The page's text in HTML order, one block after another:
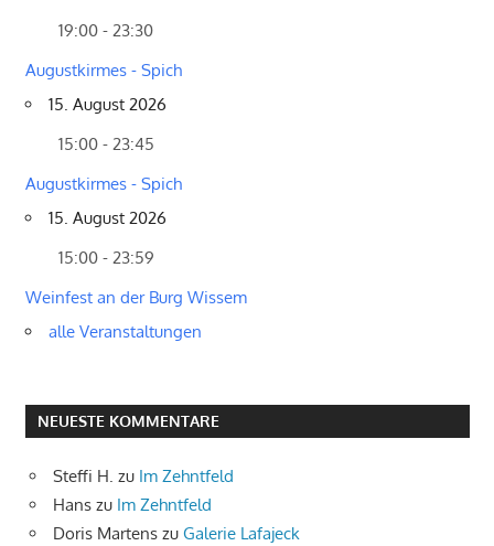
19:00 - 23:30
Augustkirmes - Spich
15. August 2026
15:00 - 23:45
Augustkirmes - Spich
15. August 2026
15:00 - 23:59
Weinfest an der Burg Wissem
alle Veranstaltungen
NEUESTE KOMMENTARE
Steffi H. zu Im Zehntfeld
Hans zu Im Zehntfeld
Doris Martens zu Galerie Lafajeck